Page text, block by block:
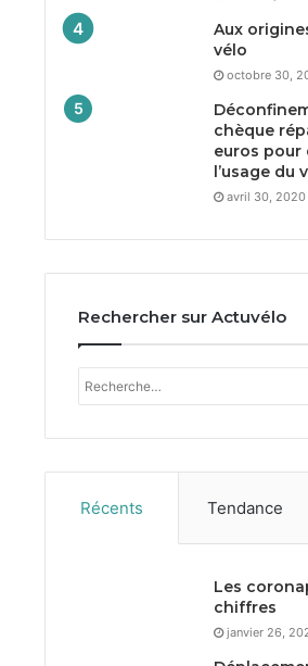
Aux
vélo
octobre 30,
chèque
euros pour
l’usage du
avril 30, 2020
Rechercher sur Actuvélo
Récents Tendance
Les
chiffres
janvier 26,